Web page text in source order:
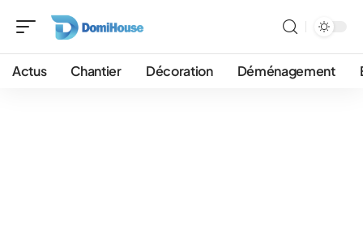
Actus Chantier Décoration Déménagement